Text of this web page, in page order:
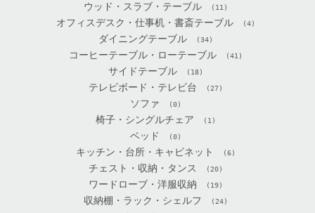
ウッド・スラブ・テーブル (11)
オフィスデスク・仕事机・書斎テーブル (4)
ダイニングテーブル (34)
コーヒーテーブル・ローテーブル (41)
サイドテーブル (18)
テレビボード・テレビ台 (27)
ソファ (0)
椅子・シングルチェア (1)
ベッド (0)
キッチン・台所・キャビネット (6)
チェスト・収納・タンス (20)
ワードローブ・洋服収納 (19)
収納棚・ラック・シェルフ (24)